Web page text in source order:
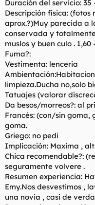
Duración del servicio: 35
Descripción física:
aprox.?)Muy parecida a
conservada y
muslos y buen culo .
Fuma?:
Vestimenta: lenceria
limpieza.Ducha no,solo
Tatuajes (valorar
Da besos/morreos?: al
Francés: (con/sin goma,
goma.
Griego: no pedi
Implicación: Maxima ,
Chica recomendable?:
seguramente volvere .
Resumen experiencia:
Emy.Nos desvestimos ,
una novia , casi de